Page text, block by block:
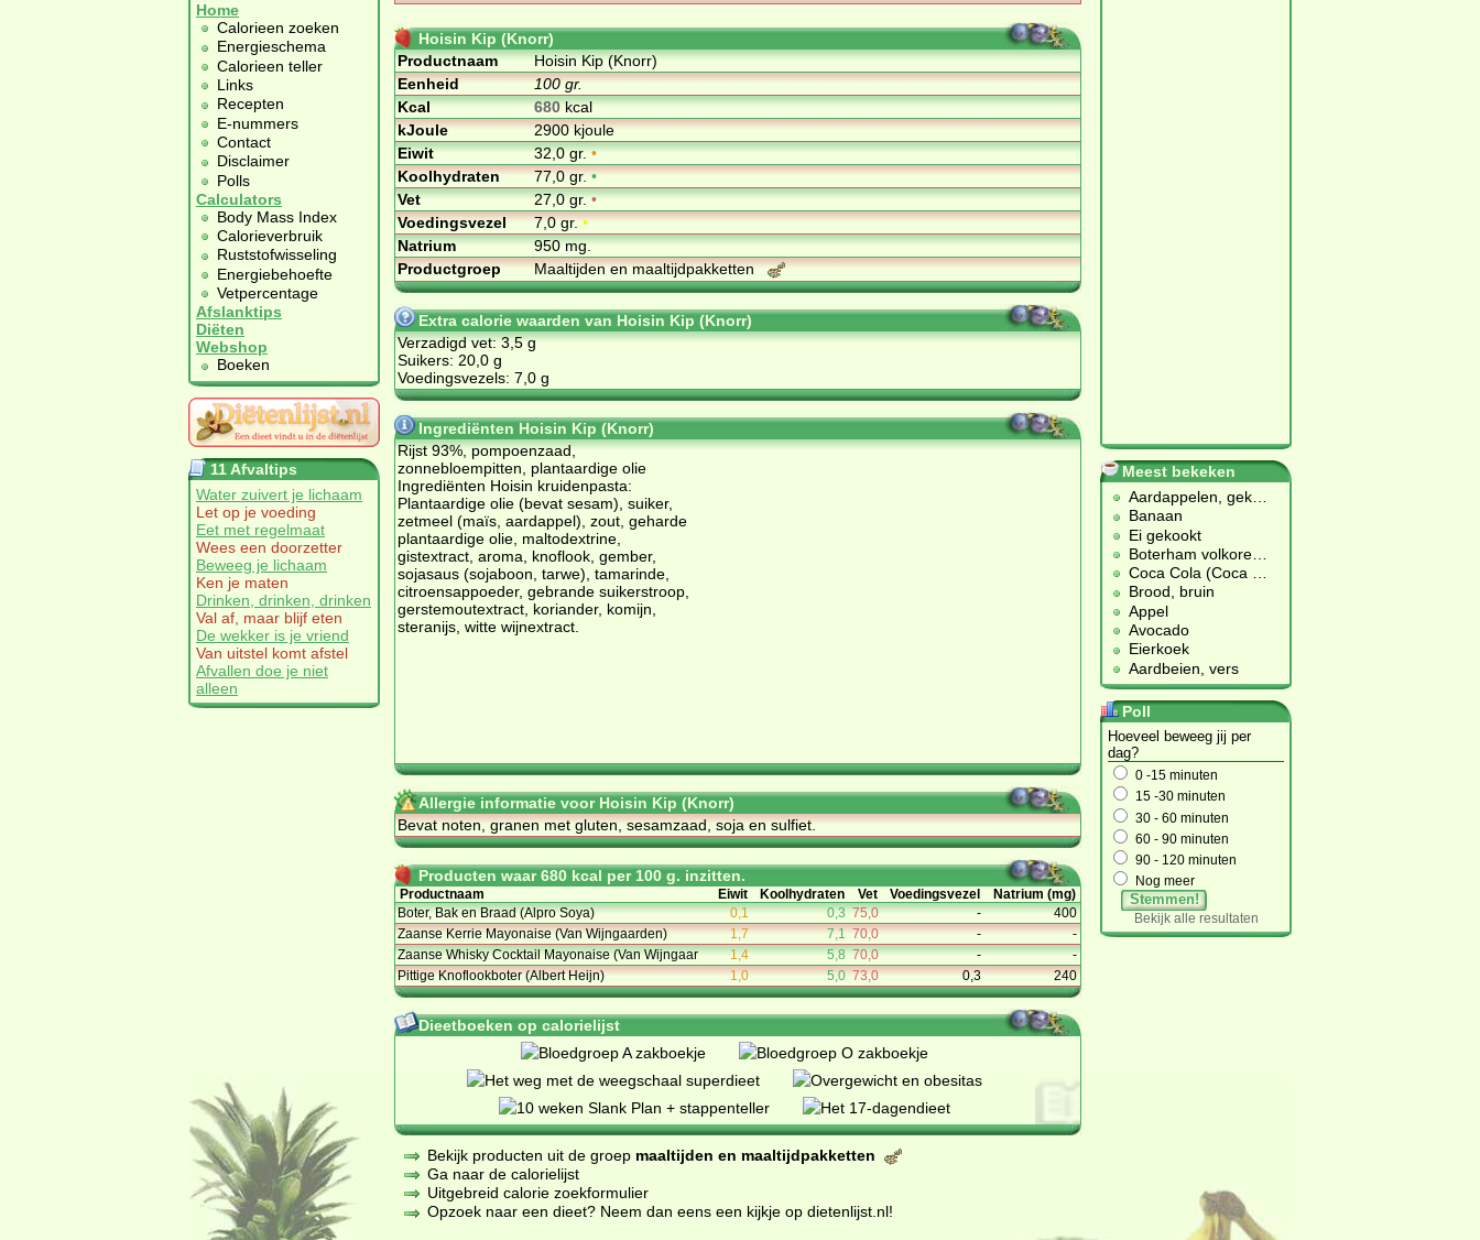
Home
Calorieen zoeken
Energieschema
Calorieen teller
Links
Recepten
E-nummers
Contact
Disclaimer
Polls
Calculators
Body Mass Index
Calorieverbruik
Ruststofwisseling
Energiebehoefte
Vetpercentage
Afslanktips
Diëten
Webshop
Boeken
11 Afvaltips
Water zuivert je lichaam
Let op je voeding
Eet met regelmaat
Wees een doorzetter
Beweeg je lichaam
Ken je maten
Drinken, drinken, drinken
Val af, maar blijf eten
De wekker is je vriend
Van uitstel komt afstel
Afvallen doe je niet
alleen
Hoisin Kip (Knorr)
Productnaam
Hoisin Kip (Knorr)
Eenheid
100 gr.
Kcal
680kcal
kJoule
2900 kjoule
Eiwit
32,0 gr.•
Koolhydraten
77,0 gr.•
Vet
27,0 gr.•
Voedingsvezel
7,0 gr.•
Natrium
950 mg.
Productgroep
Maaltijden en maaltijdpakketten
Extra calorie waarden van Hoisin Kip (Knorr)
Verzadigd vet: 3,5 g
Suikers: 20,0 g
Voedingsvezels: 7,0 g
Ingrediënten Hoisin Kip (Knorr)
Rijst 93%, pompoenzaad,
zonnebloempitten, plantaardige olie
Ingrediënten Hoisin kruidenpasta:
Plantaardige olie (bevat sesam), suiker,
zetmeel (maïs, aardappel), zout, geharde
plantaardige olie, maltodextrine,
gistextract, aroma, knoflook, gember,
sojasaus (sojaboon, tarwe), tamarinde,
citroensappoeder, gebrande suikerstroop,
gerstemoutextract, koriander, komijn,
steranijs, witte wijnextract.
Allergie informatie voor Hoisin Kip (Knorr)
Bevat noten, granen met gluten, sesamzaad, soja en sulfiet.
Producten waar 680 kcal per 100 g. inzitten.
Productnaam Eiwit Koolhydraten Vet Voedingsvezel
Natrium (mg)
Boter, Bak en Braad (Alpro Soya)
0,1 0,3 75,0 -
400
Zaanse Kerrie Mayonaise (Van Wijngaarden)
1,7 7,1 70,0 -
-
Zaanse Whisky Cocktail Mayonaise (Van Wijngaar
1,4 5,8 70,0 -
-
Pittige Knoflookboter (Albert Heijn)
1,0 5,0 73,0 0,3 240
Dieetboeken op calorielijst
Bekijk producten uit de groep maaltijden en maaltijdpakketten
Ga naar de calorielijst
Uitgebreid calorie zoekformulier
Opzoek naar een dieet? Neem dan eens een kijkje op dietenlijst.nl!
Meest bekeken
Aardappelen, gek
Banaan
Ei gekookt
Boterham volkore
Coca Cola (Coca
Brood, bruin
Appel
Avocado
Eierkoek
Aardbeien, vers
Poll
Hoeveel beweeg jij per
dag?
0 -15 minuten
15 -30 minuten
30 - 60 minuten
60 - 90 minuten
90 - 120 minuten
Nog meer
Stemmen!
Bekijk alle resultaten